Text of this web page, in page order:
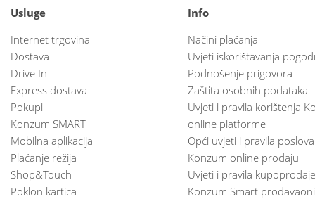
Usluge
Internet trgovina
Dostava
Drive In
Express dostava
Pokupi
Konzum SMART
Mobilna aplikacija
Plaćanje režija
Shop&Touch
Poklon kartica
Info
Načini plaćanja
Uvjeti iskorištavanja
Podnošenje prigovora
Zaštita osobnih podataka
Uvjeti i pravila korištenja
online platforme
Opći uvjeti i pravila
Konzum online prodaju
Uvjeti i pravila
Konzum Smart